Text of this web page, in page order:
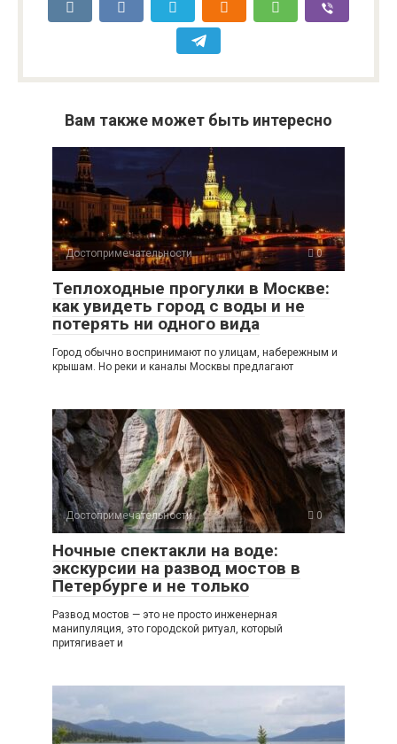
Вам также может быть интересно
Достопримечательности 0
Теплоходные прогулки в Москве:
как увидеть город с воды и не
потерять ни одного вида
Город обычно воспринимают по улицам, набережным и
крышам. Но реки и каналы Москвы предлагают
Достопримечательности 0
Ночные спектакли на воде:
экскурсии на развод мостов в
Петербурге и не только
Развод мостов — это не просто инженерная
манипуляция, это городской ритуал, который
притягивает и